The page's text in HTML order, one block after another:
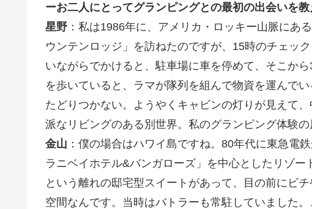
ーお二人にとってグランピングとの最初の出会いを
星野 ：私は1986年に、アメリカ・ロッキー山脈にあ
ウンテンロッジ」を訪ねたのですが、15時のチェッ
いながらでかけると、駐車場に車を停めて、そこか
を歩いていると、ラマが隊列を組んで物資を運んで
たどりつかない。ようやくキャビンの灯りが見えて
派なリビングのある別世界。私のグランピング体験の
金山 ：僕の場合はハワイ島ですね。80年代に東急電
ラニベイホテル&バンガローズ」を中心としたリゾ
という離れの邸宅型スイートがあって、目の前にビ
空間なんです。当時はバトラーも常駐していました